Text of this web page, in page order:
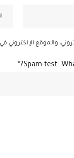
والموقع
Spam-test: